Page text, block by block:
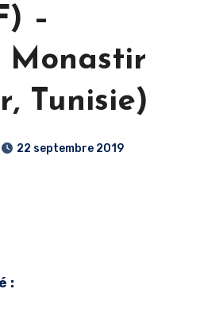
–
Monastir
Tunisie)
22 septembre 2019
: